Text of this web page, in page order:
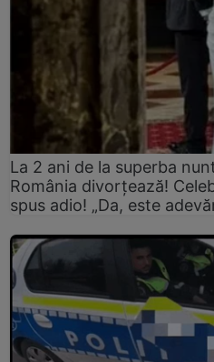
La 2 ani de la superba
România divorțează!
spus adio! „Da, este